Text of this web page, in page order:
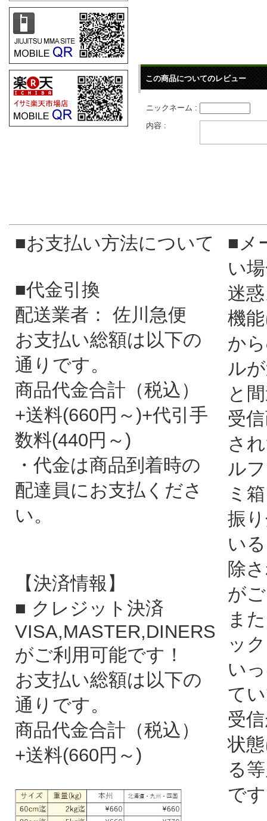
この商品についてのレビュー
ニックネーム :
内容 :
■お支払い方法について
■代金引換
配送業者： 佐川急便
お支払い総額は以下の
通りです。
商品代金合計（税込）
+送料(660円～)+代引手
数料(440円～)
・代金は商品到着時の
配達員にお支払くださ
い。
【決済情報】
■ クレジット決済
VISA,MASTER,DINERS
がご利用可能です！
お支払い総額は以下の
通りです。
商品代金合計（税込）
+送料(660円～)
■メ
い
迷
機
か
ル
と
受
さ
ル
ミ
振
い
除
が
ま
ッ
い
て
受
状
る
で